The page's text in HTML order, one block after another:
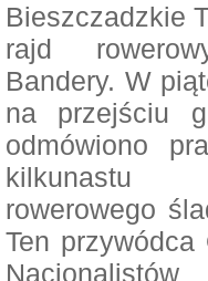
Bieszczadzkie
rajd
Bandery. W
na przejściu
odmówiono
kilkunastu
rowerowego
Ten